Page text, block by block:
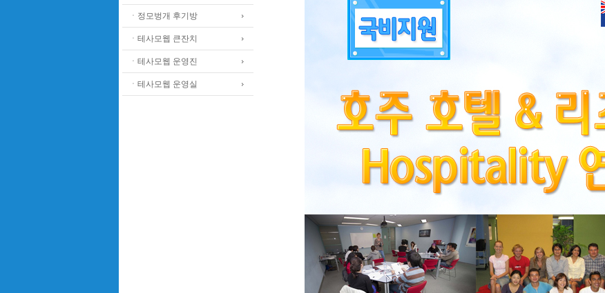
ㆍ정모벙개 후기방
ㆍ테사모웹 큰잔치
ㆍ테사모웹 운영진
ㆍ테사모웹 운영실